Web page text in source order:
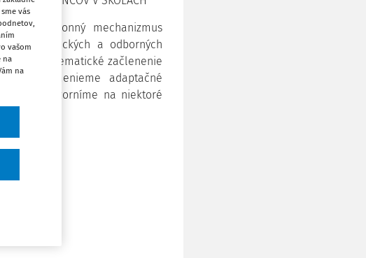
zákonný mechanizmus
pedagogických a odborných
je ich systematické začlenenie
pripomenieme adaptačné
a upozorníme na niektoré
vás
vašom
na
na